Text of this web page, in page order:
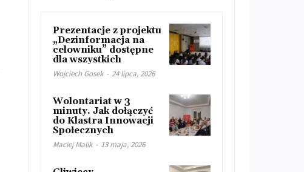
Prezentacje z projektu
„Dezinformacja na
celowniku” dostępne
dla wszystkich
Wojciech Gosek - 24 lipca, 2026
Wolontariat w 3
minuty. Jak dołączyć
do Klastra Innowacji
Społecznych
Maciej Malik - 13 maja, 2026